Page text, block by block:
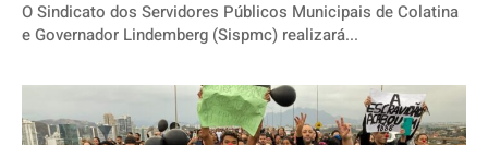
O Sindicato dos Servidores Públicos Municipais de Colatina
e Governador Lindemberg (Sispmc) realizará...